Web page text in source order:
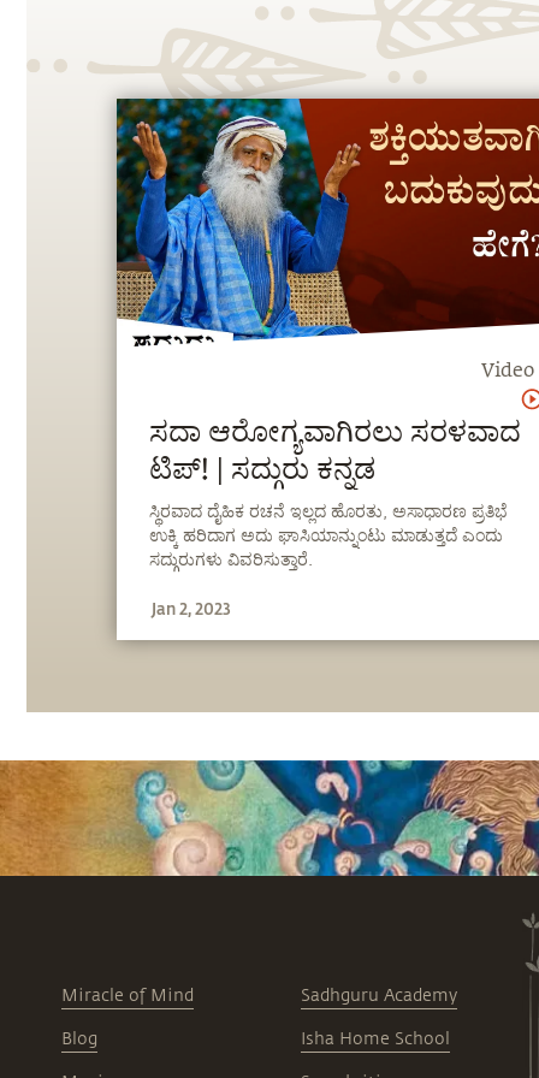
Video
ಸದಾ ಆರೋಗ್ಯವಾಗಿರಲು ಸರಳವಾದ
ಟಿಪ್! | ಸದ್ಗುರು ಕನ್ನಡ
ಸ್ಥಿರವಾದ ದೈಹಿಕ ರಚನೆ ಇಲ್ಲದ ಹೊರತು, ಅಸಾಧಾರಣ ಪ್ರತಿಭೆ
ಉಕ್ಕಿ ಹರಿದಾಗ ಅದು ಘಾಸಿಯಾನ್ನುಂಟು ಮಾಡುತ್ತದೆ ಎಂದು
ಸದ್ಗುರುಗಳು ವಿವರಿಸುತ್ತಾರೆ.
Jan 2, 2023
Miracle of Mind
Blog
Sadhguru Academy
Isha Home School